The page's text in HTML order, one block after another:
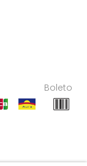
Boleto